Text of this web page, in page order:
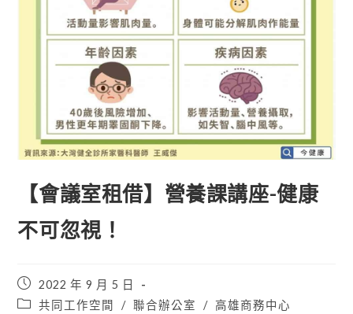
【會議室租借】營養課講座-健康
不可忽視！
2022 年 9 月 5 日
共同工作空間
/ 聯合辦公室 / 高雄商務中心